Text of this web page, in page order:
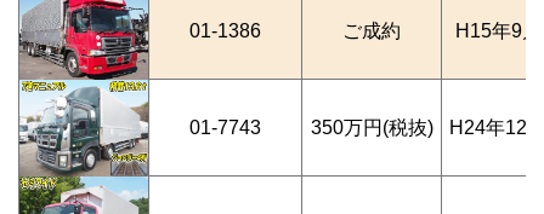
01-1386
01-7743
ご成約
350万円(税抜)
H15年9月
H24年12